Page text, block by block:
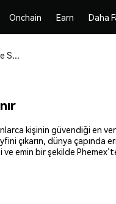
Onchain Earn Daha
AAVE (AAVE) Güvenle Satın Alın ve Saklayın
kişinin güvendiği en
çıkarın, dünya
emin bir şekilde